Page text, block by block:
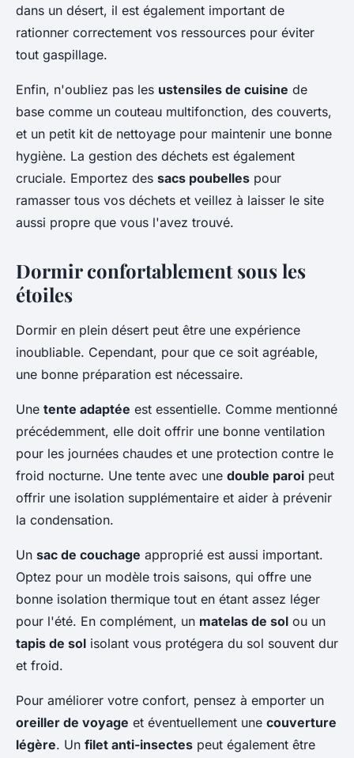
dans un désert, il est également important de
rationner correctement vos ressources pour éviter
tout gaspillage.
Enfin, n'oubliez pas les ustensiles de cuisine de
base comme un couteau multifonction, des couverts,
et un petit kit de nettoyage pour maintenir une bonne
hygiène. La gestion des déchets est également
cruciale. Emportez des sacs poubelles pour
ramasser tous vos déchets et veillez à laisser le site
aussi propre que vous l'avez trouvé.
Dormir confortablement sous les
étoiles
Dormir en plein désert peut être une expérience
inoubliable. Cependant, pour que ce soit agréable,
une bonne préparation est nécessaire.
Une tente adaptée est essentielle. Comme mentionné
précédemment, elle doit offrir une bonne ventilation
pour les journées chaudes et une protection contre le
froid nocturne. Une tente avec une double paroi peut
offrir une isolation supplémentaire et aider à prévenir
la condensation.
Un sac de couchage approprié est aussi important.
Optez pour un modèle trois saisons, qui offre une
bonne isolation thermique tout en étant assez léger
pour l'été. En complément, un matelas de sol ou un
tapis de sol isolant vous protégera du sol souvent dur
et froid.
Pour améliorer votre confort, pensez à emporter un
oreiller de voyage et éventuellement une couverture
légère. Un filet anti-insectes peut également être